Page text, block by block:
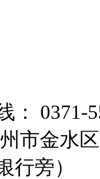
： 0371-
市金水
行旁）